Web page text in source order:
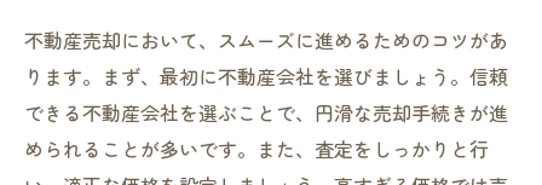
不動産売却において、スムーズに進めるためのコツがあ
ります。まず、最初に不動産会社を選びましょう。信頼
できる不動産会社を選ぶことで、円滑な売却手続きが進
められることが多いです。また、査定をしっかりと行